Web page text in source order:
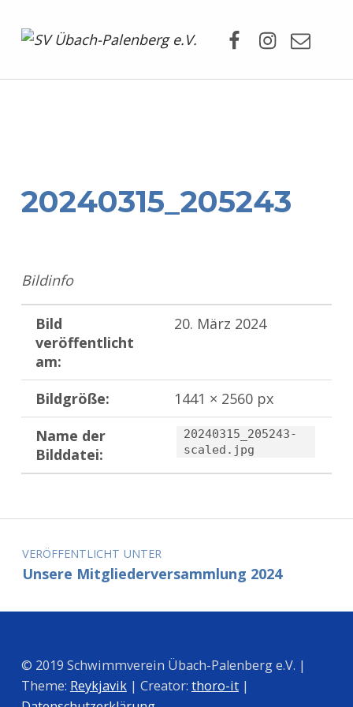
20240315_205243
Bildinfo
Bild
veröffentlicht
am:
20. März 2024
Bildgröße:
1441 × 2560 px
Name der
Bilddatei:
20240315_205243-
scaled.jpg
Zurück zur Hauptnavigation springen
Beitragsnavigation
VERÖFFENTLICHT UNTER
Unsere Mitgliederversammlung 2024
© 2019 Schwimmverein Übach-Palenberg e.V. |
Theme: Reykjavik| Creator: thoro-it|